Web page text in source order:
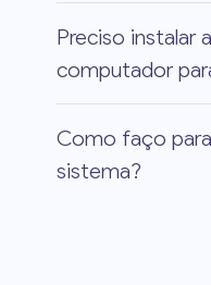
Preciso instalar
computador
Como faço
sistema?